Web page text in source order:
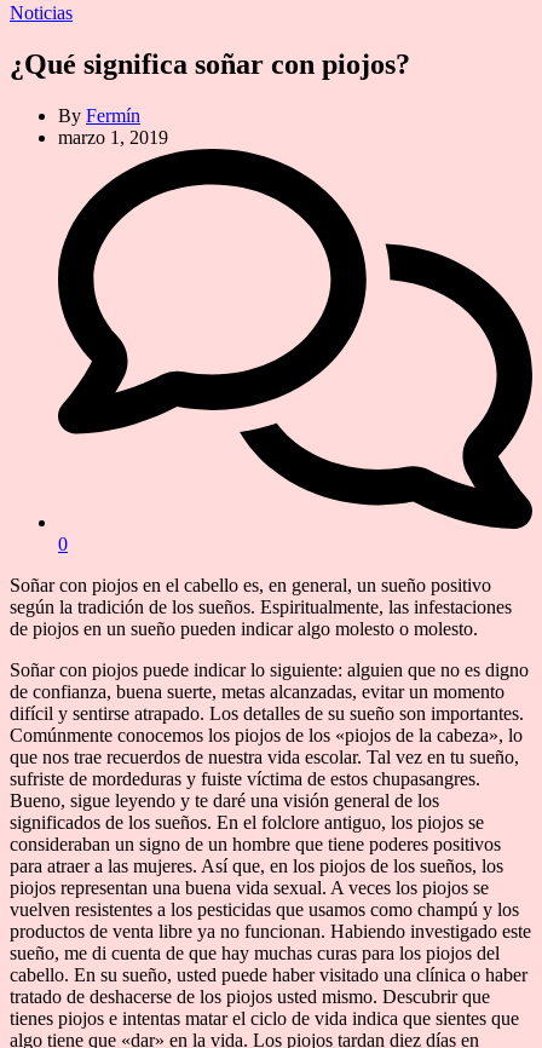
Categories
Noticias
¿Qué significa soñar con piojos?
By Fermín
marzo 1, 2019
0
Soñar con piojos en el cabello es, en general, un sueño positivo
según la tradición de los sueños. Espiritualmente, las infestaciones
de piojos en un sueño pueden indicar algo molesto o molesto.
Soñar con piojos puede indicar lo siguiente: alguien que no es digno
de confianza, buena suerte, metas alcanzadas, evitar un momento
difícil y sentirse atrapado. Los detalles de su sueño son importantes.
Comúnmente conocemos los piojos de los «piojos de la cabeza», lo
que nos trae recuerdos de nuestra vida escolar. Tal vez en tu sueño,
sufriste de mordeduras y fuiste víctima de estos chupasangres.
Bueno, sigue leyendo y te daré una visión general de los
significados de los sueños. En el folclore antiguo, los piojos se
consideraban un signo de un hombre que tiene poderes positivos
para atraer a las mujeres. Así que, en los piojos de los sueños, los
piojos representan una buena vida sexual. A veces los piojos se
vuelven resistentes a los pesticidas que usamos como champú y los
productos de venta libre ya no funcionan. Habiendo investigado este
sueño, me di cuenta de que hay muchas curas para los piojos del
cabello. En su sueño, usted puede haber visitado una clínica o haber
tratado de deshacerse de los piojos usted mismo. Descubrir que
tienes piojos e intentas matar el ciclo de vida indica que sientes que
algo tiene que «dar» en la vida. Los piojos tardan diez días en